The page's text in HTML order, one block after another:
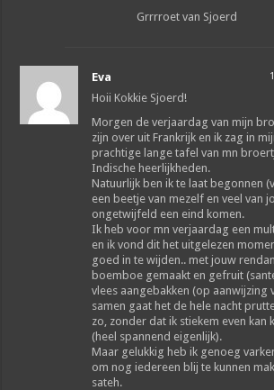
Grrrroet van Sjoerd
Eva
Hoii Kokkie Sjoerd!
Morgen de verjaardag van mijn
zijn over uit Frankrijk en ik zag in
prachtige lange tafel van mn
Indische heerlijkheden.
Natuurlijk ben ik te laat begonnen
een beetje van mezelf en veel van
ongetwijfeld een eind komen.
Ik heb voor mn verjaardag een
en ik vond dit het uitgelezen
goed in te wijden.. met jouw
boemboe gemaakt en gefruit
vlees aangebakken (op aanwijzing
samen gaat het de hele nacht
zo, zonder dat ik stiekem even
(heel spannend eigenlijk).
Maar gelukkig heb ik genoeg
om nog iedereen blij te kunnen
sateh.